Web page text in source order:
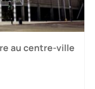
au centre-ville